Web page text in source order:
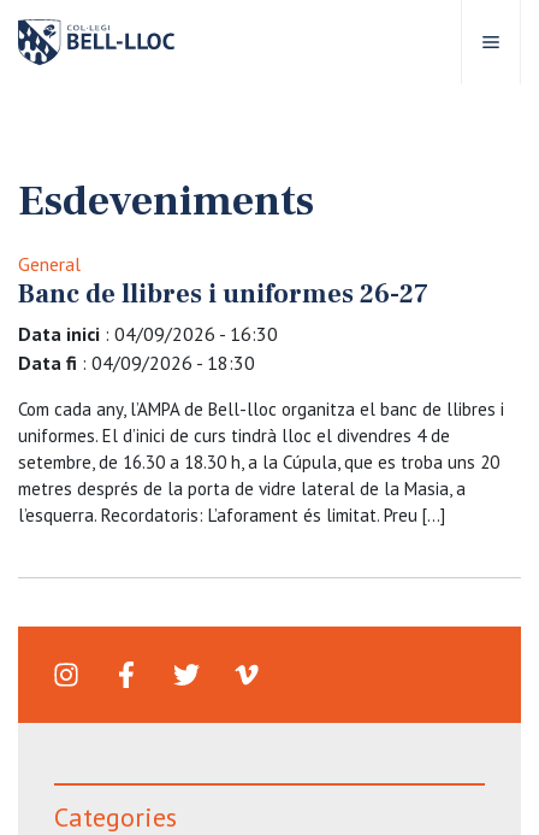
Bell-lloc
Educatiu
educatives
Escolars
Bell-lloc
Esdeveniments
General
Banc de llibres i uniformes 26-27
Data inici : 04/09/2026 - 16:30
Data fi : 04/09/2026 - 18:30
Com cada any, l’AMPA de Bell-lloc organitza el banc de llibres i
uniformes. El d’inici de curs tindrà lloc el divendres 4 de
setembre, de 16.30 a 18.30 h, a la Cúpula, que es troba uns 20
metres després de la porta de vidre lateral de la Masia, a
l’esquerra. Recordatoris: L’aforament és limitat. Preu […]
Categories